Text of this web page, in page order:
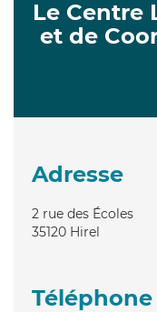
Le Centre
et de
Adresse
2 rue des Écoles
35120 Hirel
Téléphone